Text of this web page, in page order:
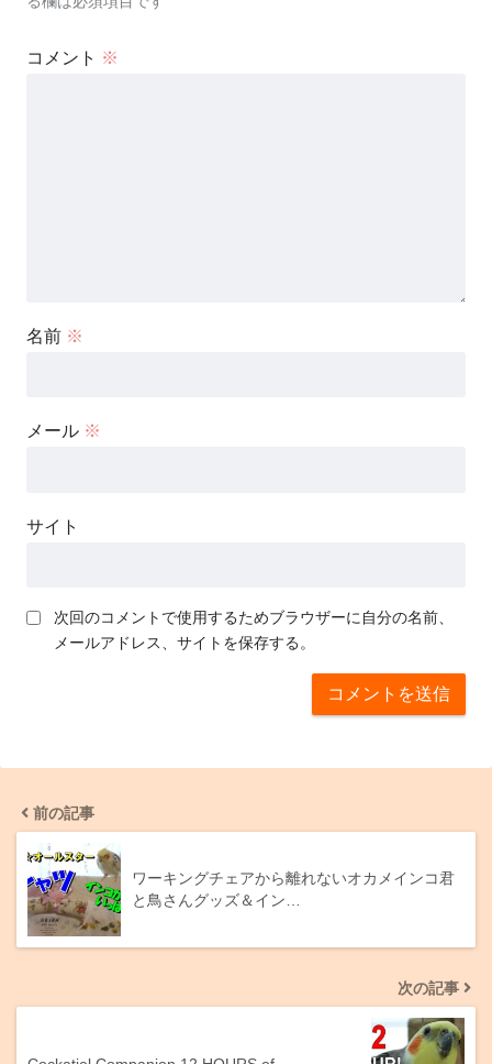
コメント ※
名前 ※
メール ※
サイト
次回のコメントで使用するためブラウザーに自分の名前、
メールアドレス、サイトを保存する。
前の記事
ワーキングチェアから離れないオカメインコ君
と鳥さんグッズ＆イン…
次の記事